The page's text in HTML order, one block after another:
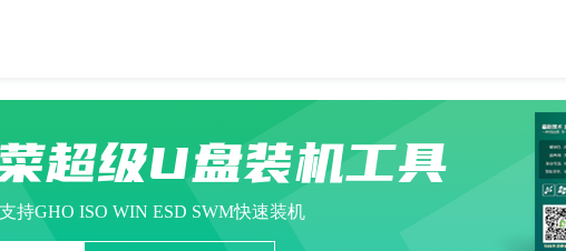
超级U盘装机工具
持GHO ISO WIN ESD SWM快速装机